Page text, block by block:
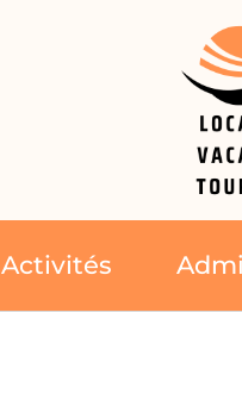
Activités